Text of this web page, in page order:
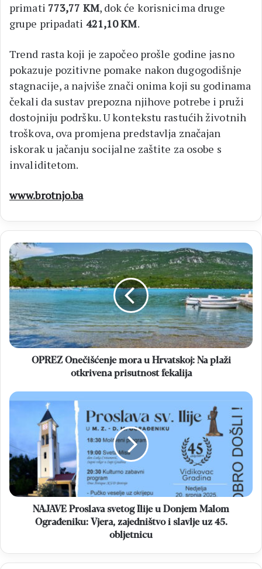
primati 773,77 KM, dok će korisnicima druge
grupe pripadati 421,10 KM.
Trend rasta koji je započeo prošle godine jasno
pokazuje pozitivne pomake nakon dugogodišnje
stagnacije, a najviše znači onima koji su godinama
čekali da sustav prepozna njihove potrebe i pruži
dostojniju podršku. U kontekstu rastućih životnih
troškova, ova promjena predstavlja značajan
iskorak u jačanju socijalne zaštite za osobe s
invaliditetom.
www.brotnjo.ba
OPREZ
Onečišćenje
mora
u
Hrvatskoj:
Na
plaži
otkrivena
prisutnost
fekalijaOPREZ Onečišćenje mora u Hrvatskoj: Na plaži
otkrivena prisutnost fekalija
NAJAVE
Proslava
u
Donjem
Malom
Ograđeniku:
Vjera,
zajedništvo
45.
NAJAVE Proslava svetog Ilije u Donjem Malom
Ograđeniku: Vjera, zajedništvo i slavlje uz 45.
obljetnicu